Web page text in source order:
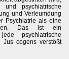
und psychiatrische
und Verleumdung
Psychiatrie als eine
Das ist ein
psychiatrische
Jus cogens verstößt